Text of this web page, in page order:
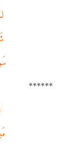
******